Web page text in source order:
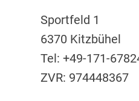
Sportfeld 1
6370 Kitzbühel
Tel: +49-171-
ZVR: 974448367